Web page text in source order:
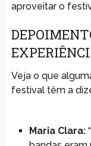
aproveitar o
Veja o que
festival têm a
Maria Clara: